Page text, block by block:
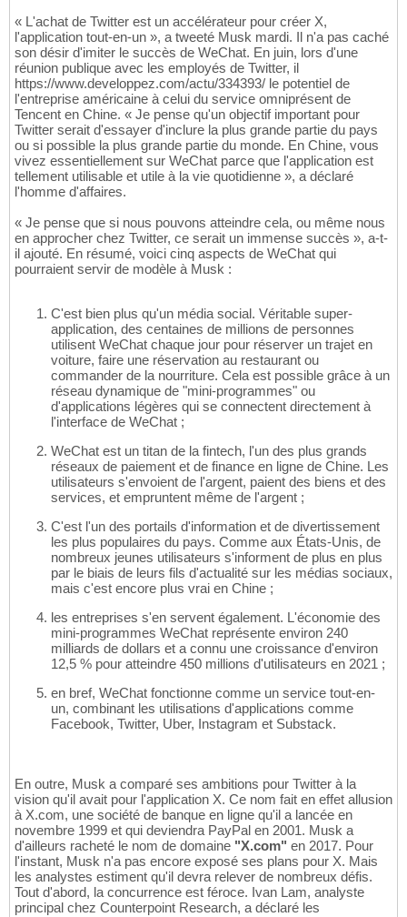
« L'achat de Twitter est un accélérateur pour créer X,
l'application tout-en-un », a tweeté Musk mardi. Il n'a pas caché
son désir d'imiter le succès de WeChat. En juin, lors d'une
réunion publique avec les employés de Twitter, il
https://www.developpez.com/actu/334393/ le potentiel de
l'entreprise américaine à celui du service omniprésent de
Tencent en Chine. « Je pense qu'un objectif important pour
Twitter serait d'essayer d'inclure la plus grande partie du pays
ou si possible la plus grande partie du monde. En Chine, vous
vivez essentiellement sur WeChat parce que l'application est
tellement utilisable et utile à la vie quotidienne », a déclaré
l'homme d'affaires.
« Je pense que si nous pouvons atteindre cela, ou même nous
en approcher chez Twitter, ce serait un immense succès », a-t-
il ajouté. En résumé, voici cinq aspects de WeChat qui
pourraient servir de modèle à Musk :
C'est bien plus qu'un média social. Véritable super-
application, des centaines de millions de personnes
utilisent WeChat chaque jour pour réserver un trajet en
voiture, faire une réservation au restaurant ou
commander de la nourriture. Cela est possible grâce à un
réseau dynamique de "mini-programmes" ou
d'applications légères qui se connectent directement à
l'interface de WeChat ;
WeChat est un titan de la fintech, l'un des plus grands
réseaux de paiement et de finance en ligne de Chine. Les
utilisateurs s'envoient de l'argent, paient des biens et des
services, et empruntent même de l'argent ;
C'est l'un des portails d'information et de divertissement
les plus populaires du pays. Comme aux États-Unis, de
nombreux jeunes utilisateurs s'informent de plus en plus
par le biais de leurs fils d'actualité sur les médias sociaux,
mais c'est encore plus vrai en Chine ;
les entreprises s'en servent également. L'économie des
mini-programmes WeChat représente environ 240
milliards de dollars et a connu une croissance d'environ
12,5 % pour atteindre 450 millions d'utilisateurs en 2021 ;
en bref, WeChat fonctionne comme un service tout-en-
un, combinant les utilisations d'applications comme
Facebook, Twitter, Uber, Instagram et Substack.
En outre, Musk a comparé ses ambitions pour Twitter à la
vision qu'il avait pour l'application X. Ce nom fait en effet allusion
à X.com, une société de banque en ligne qu'il a lancée en
novembre 1999 et qui deviendra PayPal en 2001. Musk a
d'ailleurs racheté le nom de domaine "X.com" en 2017. Pour
l'instant, Musk n'a pas encore exposé ses plans pour X. Mais
les analystes estiment qu'il devra relever de nombreux défis.
Tout d'abord, la concurrence est féroce. Ivan Lam, analyste
principal chez Counterpoint Research, a déclaré les